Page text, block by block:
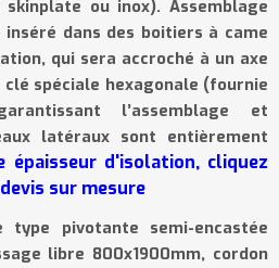
ou inox). Assemblage
inséré dans des boitiers à came
qui sera accroché à un axe
clé spéciale hexagonale (fournie
l’assemblage et
latéraux sont entièrement
épaisseur d'isolation, cliquez
sur mesure
pivotante semi-encastée
libre 800x1900mm, cordon